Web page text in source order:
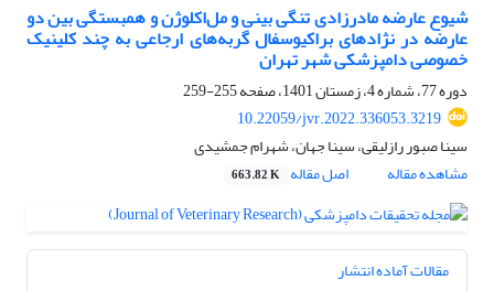
شیوع عارضه مادرزادی تنگی بینی و مل‌اکلوژن و همبستگی بین دو
عارضه در نژادهای براکیوسفال گربه‌های ارجاعی به چند کلینیک
خصوصی دامپزشکی شهر تهران
دوره 77، شماره 4، زمستان 1401، صفحه
255-259
10.22059/jvr.2022.336053.3219
سینا صبور رازلیقی، سینا جهان، شهرام جمشیدی
مشاهده مقاله
اصل مقاله 663.82 K
مقالات آماده انتشار